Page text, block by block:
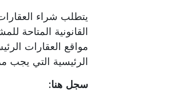
يتطلب شراء
القانونية المتاحة
مواقع العقارات
الرئيسية التي يجب
سجل هنا: